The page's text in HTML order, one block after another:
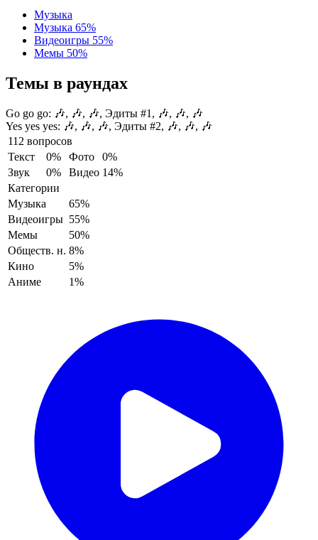
Музыка
Музыка 65%
Видеоигры 55%
Мемы 50%
Темы в раундах
Go go go: 🎶, 🎶, 🎶, Эдиты #1, 🎶, 🎶, 🎶
Yes yes yes: 🎶, 🎶, 🎶, Эдиты #2, 🎶, 🎶, 🎶
112 вопросов
Текст
0% Фото
0%
Звук
0% Видео 14%
Категории
Музыка
65%
Видеоигры 55%
Мемы
50%
Обществ. н. 8%
Кино
5%
Аниме
1%